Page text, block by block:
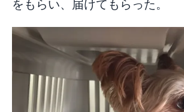
をもらい、届けてもらった。